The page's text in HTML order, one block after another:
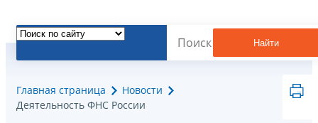
Найти
Главная страница
Новости
Деятельность ФНС России